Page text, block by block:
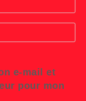
e-mail et
pour mon